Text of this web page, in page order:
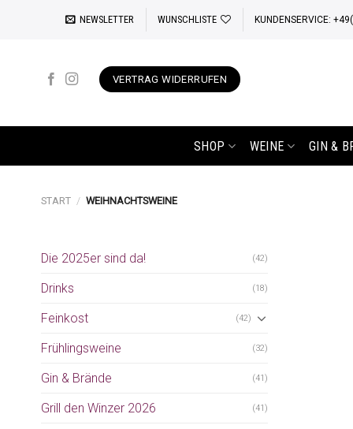
NEWSLETTER WUNSCHLISTE KUNDENSERVICE:
VERTRAG WIDERRUFEN
SHOP WEINE GIN &
START / WEIHNACHTSWEINE
Die 2025er sind da! (42)
Drinks (18)
Feinkost (42)
Frühlingsweine (32)
Gin & Brände (41)
Grill den Winzer 2026 (41)